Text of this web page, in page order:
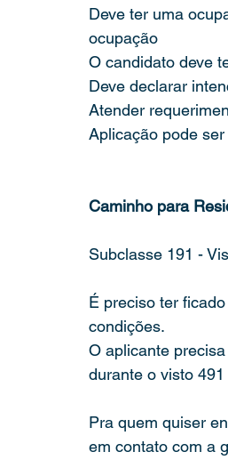
Deve ter uma
ocupação
O candidato deve
Deve declarar
Atender
Aplicação pode
Caminho para
Subclasse 191 -
É preciso ter
condições.
O aplicante
durante o visto
Pra quem quiser
em contato com a